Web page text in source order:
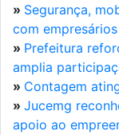
» Segurança,
com empresários
» Prefeitura
amplia
» Contagem
» Jucemg
apoio ao